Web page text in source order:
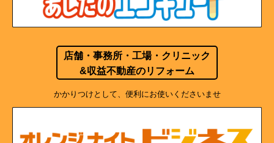
店舗・事務所・工場・クリニック
&収益不動産のリフォーム
かかりつけとして、便利にお使いくださいませ